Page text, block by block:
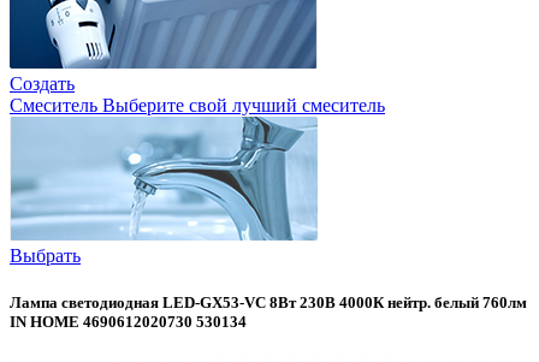
Создать
Смеситель Выберите свой лучший смеситель
Выбрать
Лампа светодиодная LED-GX53-VC 8Вт 230В 4000К нейтр. белый 760лм
IN HOME 4690612020730 530134